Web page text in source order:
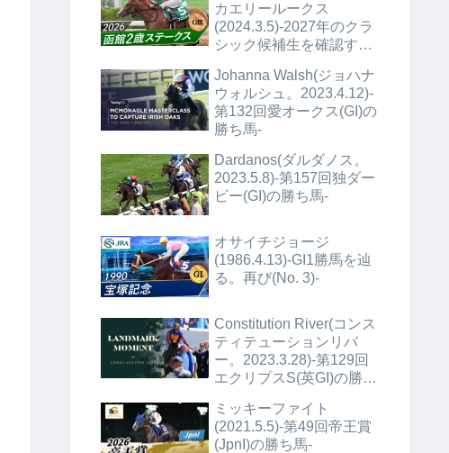
カエリールークス
(2024.3.5)-2027年のクラ
シック候補生を確認する
Johanna Walsh(ジョハナ
ウォルシュ。2023.4.12)-
第132回愛オークス(GI)の
勝ち馬-
Dardanos(ダルダノス。
2023.5.8)-第157回独ダー
ビー(GI)の勝ち馬-
オサイチジョージ
(1986.4.13)-GI1勝馬を辿
る。再び(No. 3)-
Constitution River(コンス
ティテューションリバ
ー。2023.3.28)-第129回
エクリプスS(英GI)の勝ち
ミッキーファイト
(2021.5.5)-第49回帝王賞
(JpnI)の勝ち馬-